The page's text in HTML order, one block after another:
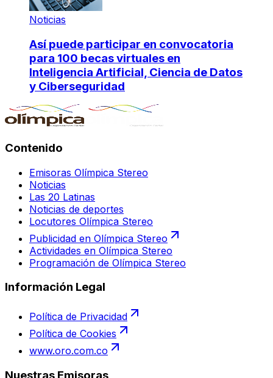
Noticias
Así puede participar en convocatoria
para 100 becas virtuales en
Inteligencia Artificial, Ciencia de Datos
y Ciberseguridad
Contenido
Emisoras Olímpica Stereo
Noticias
Las 20 Latinas
Noticias de deportes
Locutores Olímpica Stereo
Publicidad en Olímpica Stereo
Actividades en Olímpica Stereo
Programación de Olímpica Stereo
Información Legal
Política de Privacidad
Política de Cookies
www.oro.com.co